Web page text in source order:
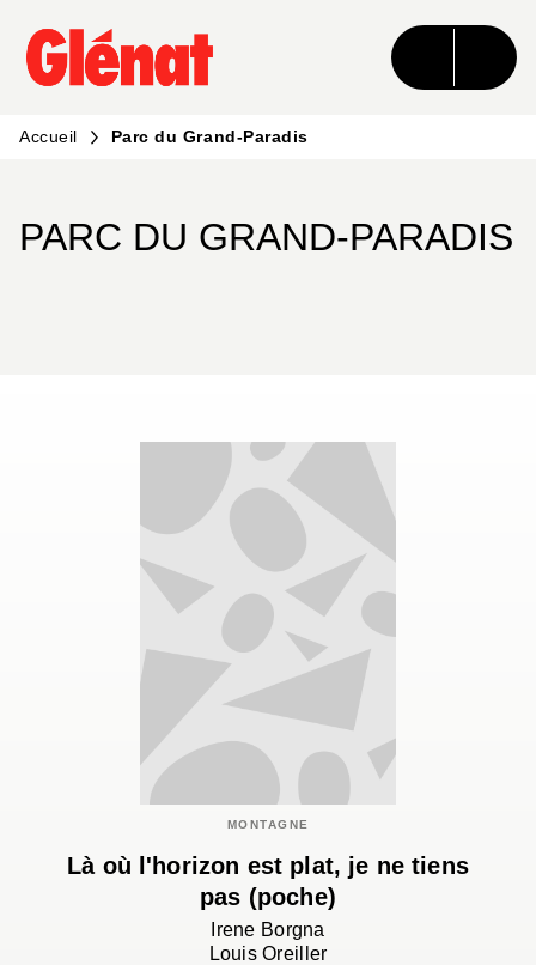
MENU RECHERCHE CONTENU
PIED DE PAGE
Accueil Parc du Grand-Paradis
PARC DU GRAND-PARADIS
MONTAGNE
Là où l'horizon est plat, je ne tiens
pas (poche)
Irene Borgna
Louis Oreiller